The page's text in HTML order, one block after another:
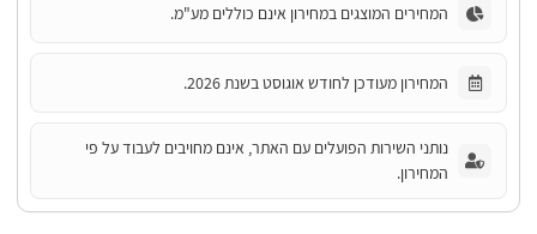
המחירים המוצגים במחירון אינם כוללים מע"מ.
המחירון מעודכן לחודש אוגוסט בשנת 2026.
נותני השירות הפועלים עם האתר, אינם מחויבים לעבוד על פי
המחירון.